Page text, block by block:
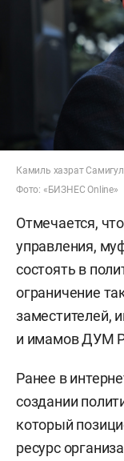
Камиль хазрат
Фото: «БИЗНЕС Online»
Отмечается,
управления,
состоять в
ограничение
заместителей,
и имамов ДУМ
Ранее в
создании
который
ресурс